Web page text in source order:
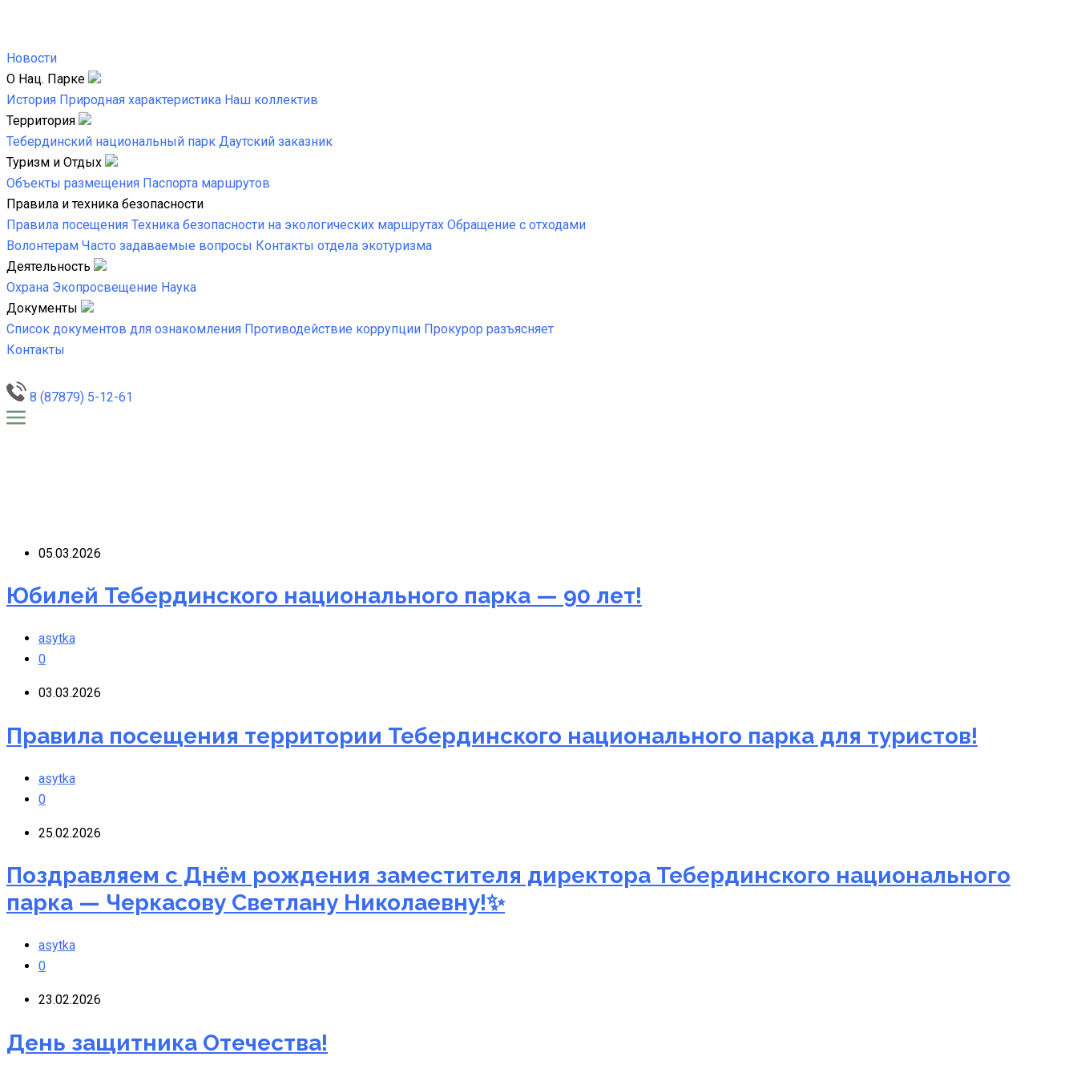
Новости
О Нац. Парке
История Природная характеристика Наш коллектив
Территория
Тебердинский национальный парк Даутский заказник
Туризм и Отдых
Объекты размещения Паспорта маршрутов
Правила и техника безопасности
Правила посещения Техника безопасности на экологических маршрутах Обращение с отходами
Волонтерам Часто задаваемые вопросы Контакты отдела экотуризма
Деятельность
Охрана Экопросвещение Наука
Документы
Список документов для ознакомления Противодействие коррупции Прокурор разъясняет
Контакты
8 (87879) 5-12-61
05.03.2026
Юбилей Тебердинского национального парка — 90 лет!
asytka
0
03.03.2026
Правила посещения территории Тебердинского национального парка для туристов!
asytka
0
25.02.2026
Поздравляем с Днём рождения заместителя директора Тебердинского национального
парка — Черкасову Светлану Николаевну!✨
asytka
0
23.02.2026
День защитника Отечества!